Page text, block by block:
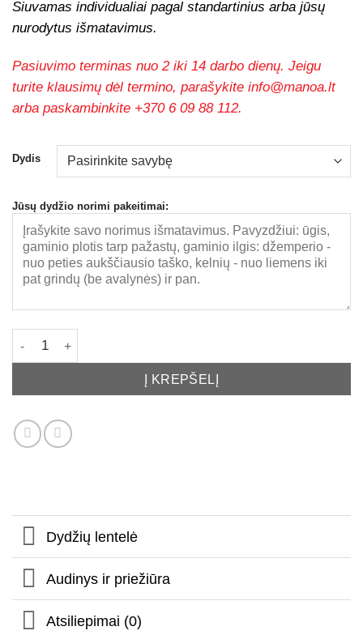
Siuvamas individualiai pagal standartinius arba jūsų
nurodytus išmatavimus.
Pasiuvimo terminas nuo 2 iki 14 darbo dienų. Jeigu
turite klausimų dėl termino, parašykite info@manoa.lt
arba paskambinkite +370 6 09 88 112.
Dydis
Jūsų dydžio norimi pakeitimai:
produkto kiekis: PEACH EFFECT. Vyriškas ŠOKOLADO
Į KREPŠELĮ
Dydžių lentelė
Audinys ir priežiūra
Atsiliepimai (0)